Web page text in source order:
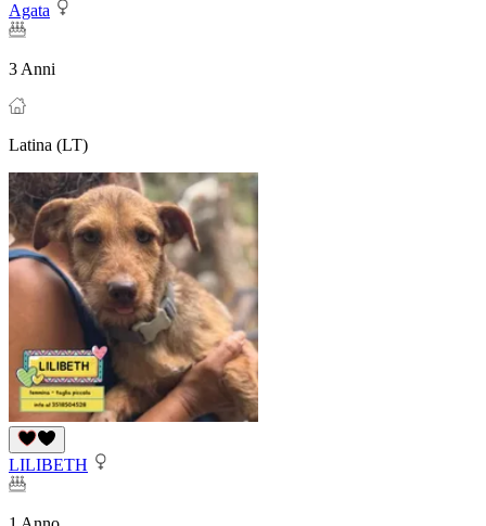
Agata
3 Anni
Latina (LT)
LILIBETH